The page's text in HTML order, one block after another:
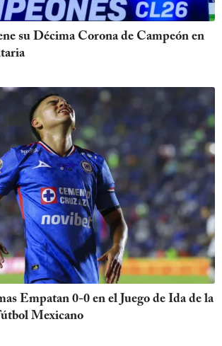
su Décima Corona de Campeón en
Empatan 0-0 en el Juego de Ida de la
Mexicano